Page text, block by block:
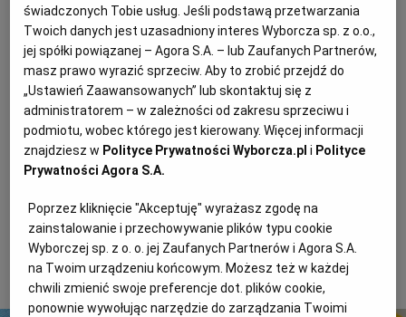
WARSZAWA
WROCŁAW
ZAKOPANE
Kaszę jaglaną płuczemy, gotujemy do miękkości (20
min) w lekko osolonej wodzie.
Boczniaki czyścimy, kroimy na kawałki, podsmażamy
na maśle. Marchewkę kroimy w kostkę, gotujemy
w bulionie. Dodajemy rozdrobnione mięso z udka,
kaszę, boczniaki, gotujemy kilka minut. Przyprawiamy,
lekko studzimy.
Żółtka roztrzepujemy, mieszamy z łyżką zupy,
wlewamy do reszty, mieszamy. Przyprawiamy,
posypujemy czerwonym pieprzem.
świadczonych Tobie usług. Jeśli podstawą przetwarzania
Twoich danych jest uzasadniony interes Wyborcza sp. z o.o.,
jej spółki powiązanej – Agora S.A. – lub Zaufanych Partnerów,
masz prawo wyrazić sprzeciw. Aby to zrobić przejdź do
„Ustawień Zaawansowanych” lub skontaktuj się z
administratorem – w zależności od zakresu sprzeciwu i
podmiotu, wobec którego jest kierowany. Więcej informacji
znajdziesz w Polityce Prywatności Wyborcza.pl i Polityce
Prywatności Agora S.A.
Poprzez kliknięcie "Akceptuję" wyrażasz zgodę na
zainstalowanie i przechowywanie plików typu cookie
Wyborczej sp. z o. o. jej Zaufanych Partnerów i Agora S.A.
na Twoim urządzeniu końcowym. Możesz też w każdej
chwili zmienić swoje preferencje dot. plików cookie,
ponownie wywołując narzędzie do zarządzania Twoimi